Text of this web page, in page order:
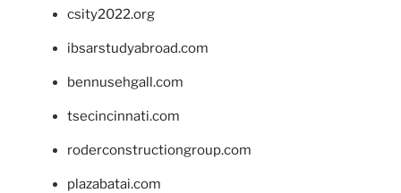
csity2022.org
ibsarstudyabroad.com
bennusehgall.com
tsecincinnati.com
roderconstructiongroup.com
plazabatai.com